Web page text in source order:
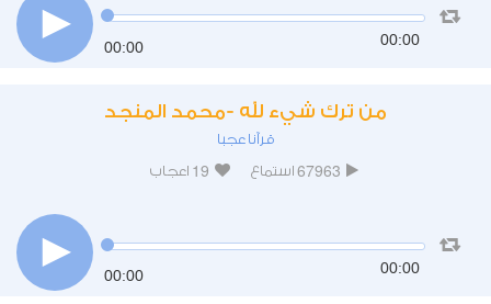
00:00 00:00
من ترك شيء لله -محمد المنجد
قرآنا عجبا
67963 استماع 19 اعجاب
00:00 00:00